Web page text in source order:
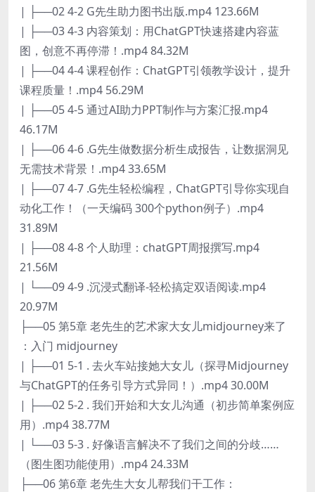
| ├──02 4-2 G先生助力图书出版.mp4 123.66M
| ├──03 4-3 内容策划：用ChatGPT快速搭建内容蓝
图，创意不再停滞！.mp4 84.32M
| ├──04 4-4 课程创作：ChatGPT引领教学设计，提升
课程质量！.mp4 56.29M
| ├──05 4-5 通过AI助力PPT制作与方案汇报.mp4
46.17M
| ├──06 4-6 .G先生做数据分析生成报告，让数据洞见
无需技术背景！.mp4 33.65M
| ├──07 4-7 .G先生轻松编程，ChatGPT引导你实现自
动化工作！（一天编码 300个python例子）.mp4
31.89M
| ├──08 4-8 个人助理：chatGPT周报撰写.mp4
21.56M
| └──09 4-9 .沉浸式翻译-轻松搞定双语阅读.mp4
20.97M
├──05 第5章 老先生的艺术家大女儿midjourney来了
：入门 midjourney
| ├──01 5-1 . 去火车站接她大女儿（探寻Midjourney
与ChatGPT的任务引导方式异同！）.mp4 30.00M
| ├──02 5-2 . 我们开始和大女儿沟通（初步简单案例应
用）.mp4 38.77M
| └──03 5-3 . 好像语言解决不了我们之间的分歧……
（图生图功能使用）.mp4 24.33M
├──06 第6章 老先生大女儿帮我们干工作：